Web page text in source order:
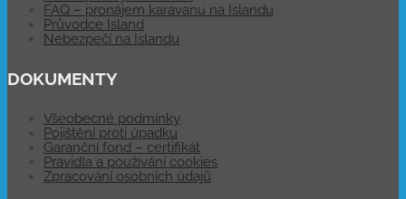
FAQ – pronájem karavanu na Islandu
Průvodce Island
Nebezpečí na Islandu
DOKUMENTY
Všeobecné podmínky
Pojištění proti úpadku
Garanční fond – certifikát
Pravidla a používání cookies
Zpracování osobních údajů